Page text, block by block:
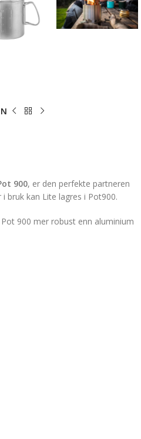
900, er den perfekte partneren
i bruk kan Lite lagres i Pot900.
900 mer robust enn aluminium